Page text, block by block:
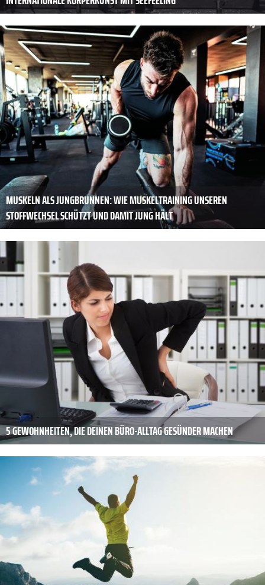
MUSKELN ALS JUNGBRUNNEN: WIE MUSKELTRAINING UNSEREN
STOFFWECHSEL SCHÜTZT UND DAMIT JUNG HÄLT
5 GEWOHNHEITEN, DIE DEINEN BÜRO-ALLTAG GESÜNDER MACHEN